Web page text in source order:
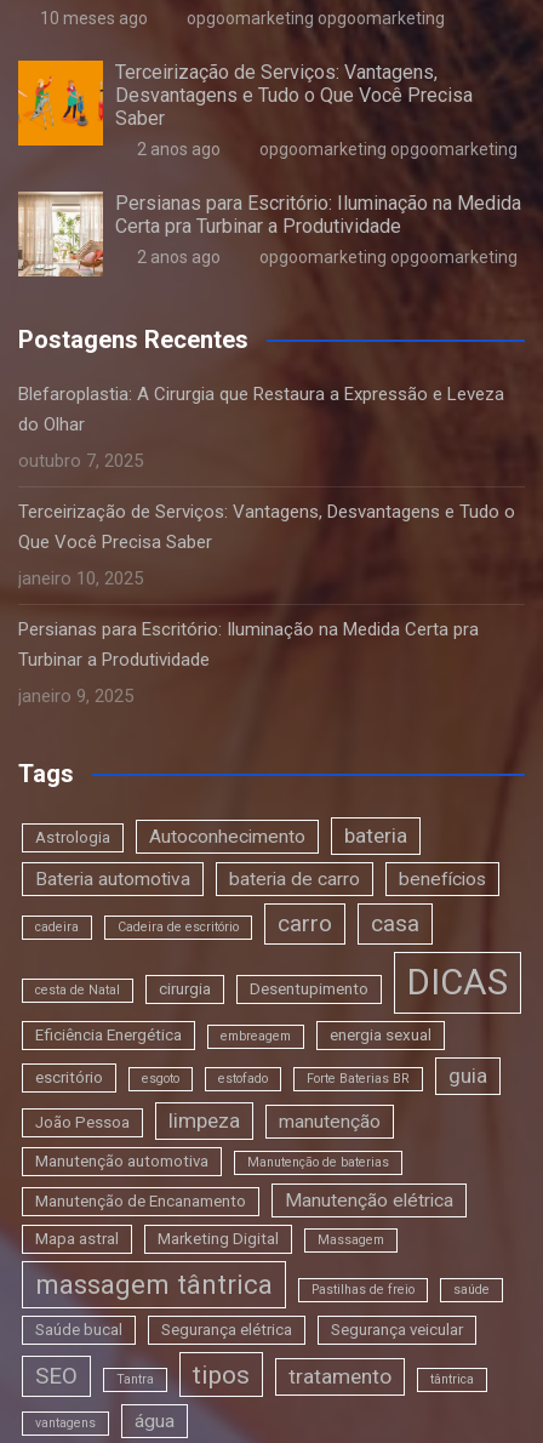
10 meses ago opgoomarketing opgoomarketing
Terceirização de Serviços: Vantagens,
Desvantagens e Tudo o Que Você Precisa
Saber
2 anos ago opgoomarketing opgoomarketing
Persianas para Escritório: Iluminação na Medida
Certa pra Turbinar a Produtividade
2 anos ago opgoomarketing opgoomarketing
Postagens Recentes
Blefaroplastia: A Cirurgia que Restaura a Expressão e Leveza
do Olhar
outubro 7, 2025
Terceirização de Serviços: Vantagens, Desvantagens e Tudo o
Que Você Precisa Saber
janeiro 10, 2025
Persianas para Escritório: Iluminação na Medida Certa pra
Turbinar a Produtividade
janeiro 9, 2025
Tags
Astrologia Autoconhecimento bateria
Bateria automotiva bateria de carro benefícios
cadeira Cadeira de escritório carro casa
cesta de Natal cirurgia Desentupimento DICAS
Eficiência Energética embreagem energia sexual
escritório esgoto estofado Forte Baterias BR guia
João Pessoa limpeza manutenção
Manutenção automotiva Manutenção de baterias
Manutenção de Encanamento Manutenção elétrica
Mapa astral Marketing Digital Massagem
massagem tântrica Pastilhas de freio saúde
Saúde bucal Segurança elétrica Segurança veicular
SEO Tantra tipos tratamento tântrica
vantagens água